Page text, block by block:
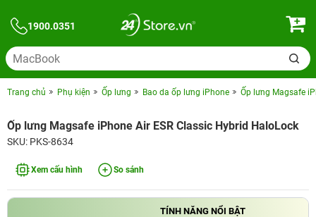
1900.0351
Trang chủ Phụ kiện Ốp lưng Bao da ốp lưng iPhone Ốp lưng Magsafe
Ốp lưng Magsafe iPhone Air ESR Classic Hybrid HaloLock
SKU: PKS-8634
Xem cấu hình So sánh
TÍNH NĂNG NỔI BẬT